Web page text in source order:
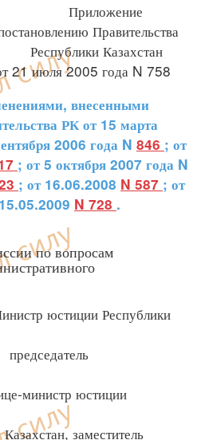
Приложение
Правительства
Республики Казахстан
21 июля 2005 года N 758
внесенными
РК от 15 марта
2006 года N 846 ; от
; от 5 октября 2007 года N
; от 16.06.2008 N 587 ; от
N 728 .
по вопросам
юстиции Республики
юстиции
заместитель